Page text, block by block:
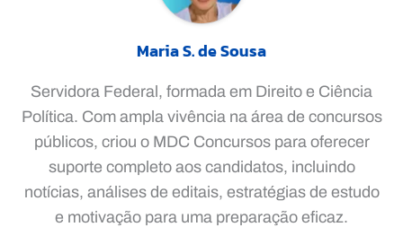
Maria S. de Sousa
Servidora Federal, formada em Direito e Ciência
Política. Com ampla vivência na área de concursos
públicos, criou o MDC Concursos para oferecer
suporte completo aos candidatos, incluindo
notícias, análises de editais, estratégias de estudo
e motivação para uma preparação eficaz.